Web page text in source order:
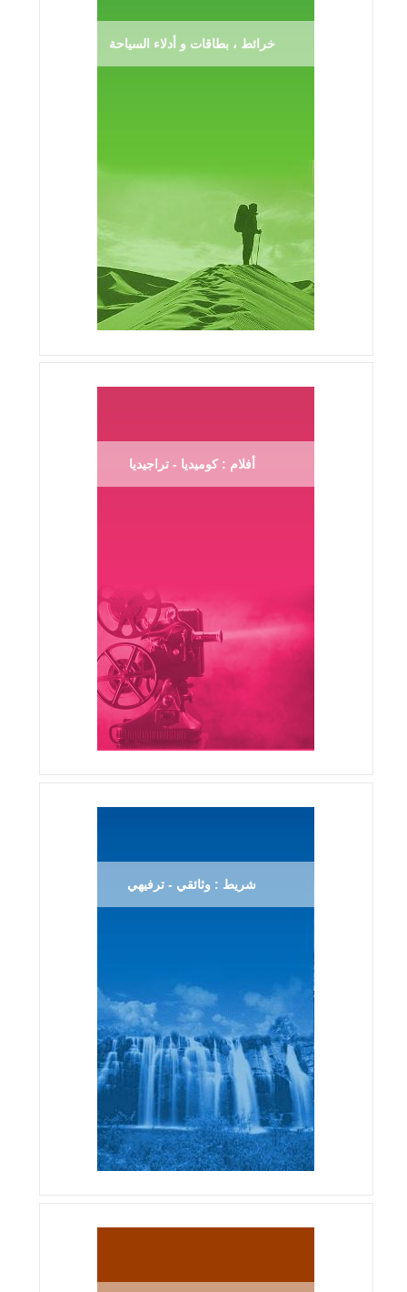
خرائط ، بطاقات و أدلاء السياحة
أفلام : كوميديا - تراجيديا
شريط : وثائقي - ترفيهي